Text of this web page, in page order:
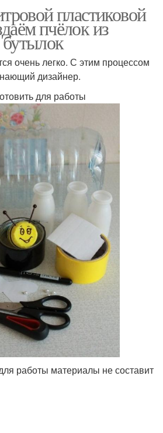
пластиковой
пчёлок из
очень легко. С этим процессом
дизайнер.
для работы
работы материалы не составит